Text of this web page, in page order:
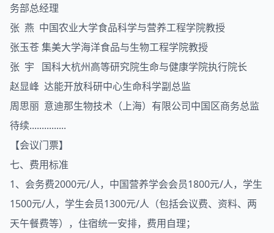
务部总经理
张 燕 中国农业大学食品科学与营养工程学院教授
张玉苍 集美大学海洋食品与生物工程学院教授
张 宇 国科大杭州高等研究院生命与健康学院执行院长
赵显峰 达能开放科研中心生命科学副总监
周思丽 意迪那生物技术（上海）有限公司中国区商务总监
待续...............
【会议门票】
七、费用标准
1、会务费2000元/人，中国营养学会会员1800元/人，学生
1500元/人，学生会员1300元/人（包括会议费、资料、两
天午餐费等），住宿统一安排，费用自理；